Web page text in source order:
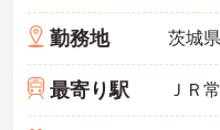
勤務地
最寄り駅